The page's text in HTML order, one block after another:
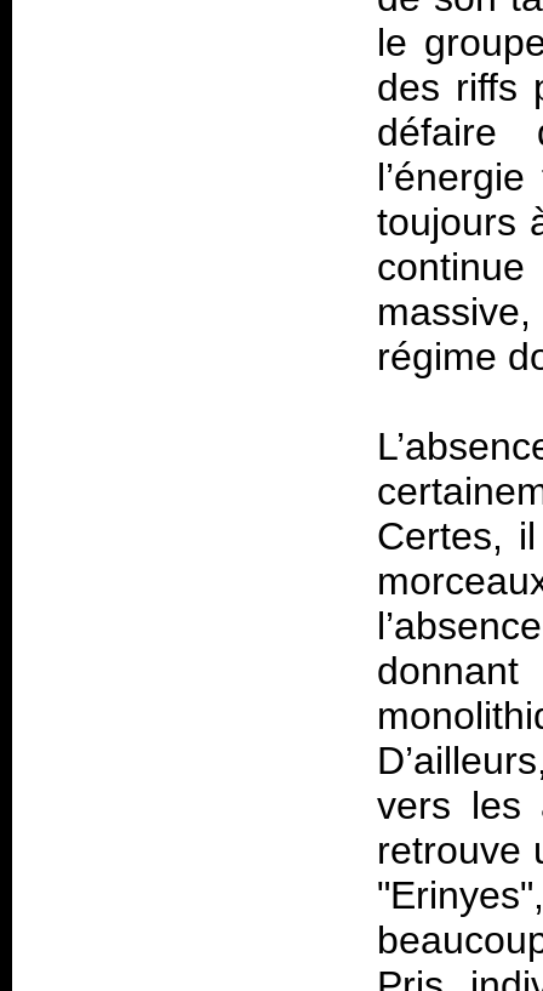
le
des riffs
défaire
toujours
régime
Certes,
vers les
retrouve